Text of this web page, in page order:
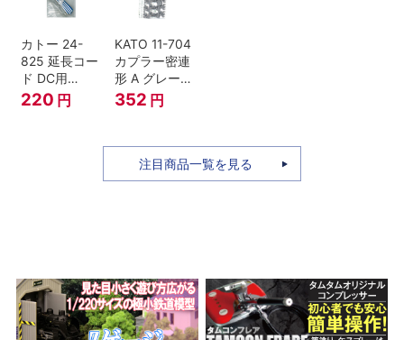
カトー 24-
825 延長コー
ド DC用
(90cm）
220 円
KATO 11-704
カプラー密連
形 A グレー
(20個入) (ア
ーノルドカプ
352 円
注目商品一覧を見る